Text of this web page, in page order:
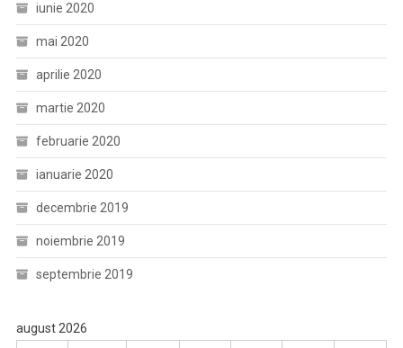
iunie 2020
mai 2020
aprilie 2020
martie 2020
februarie 2020
ianuarie 2020
decembrie 2019
noiembrie 2019
septembrie 2019
august 2026